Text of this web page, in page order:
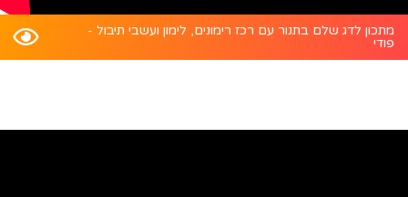
מתכון לדג שלם בתנור עם רכז רימונים, לימון ועשבי תיבול -
פודי